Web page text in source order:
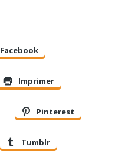
Facebook
Imprimer
Pinterest
Tumblr